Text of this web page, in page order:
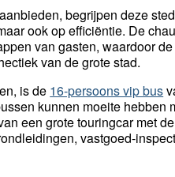
aanbieden, begrijpen deze
ook op efficiëntie. De
van gasten, waardoor
van de grote stad.
is de 16-persoons vip bus
kunnen moeite hebben
een grote touringcar met
vastgoed-